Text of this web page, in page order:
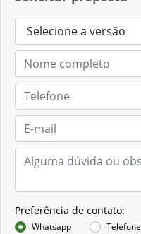
Preferência de contato:
Whatsapp Telefone